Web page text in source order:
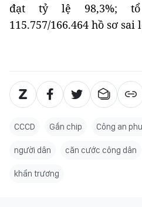
đạt tỷ lệ 98,3%;
115.757/166.464 hồ sơ sai
CCCD Gắn chip Công an
người dân căn cước công dân
khẩn trương